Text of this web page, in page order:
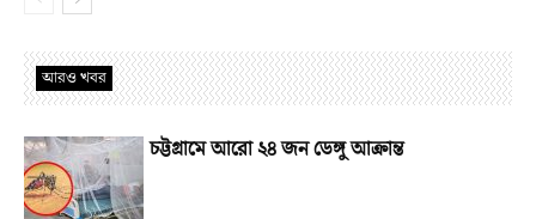
আরও খবর
চট্টগ্রামে আরো ২৪ জন ডেঙ্গু আক্রান্ত